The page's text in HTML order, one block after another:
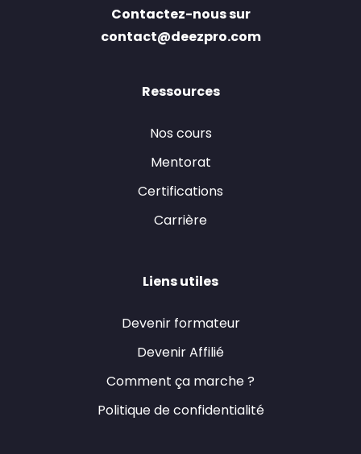
Contactez-nous sur
contact@deezpro.com
Ressources
Nos cours
Mentorat
Certifications
Carrière
Liens utiles
Devenir formateur
Devenir Affilié
Comment ça marche ?
Politique de confidentialité